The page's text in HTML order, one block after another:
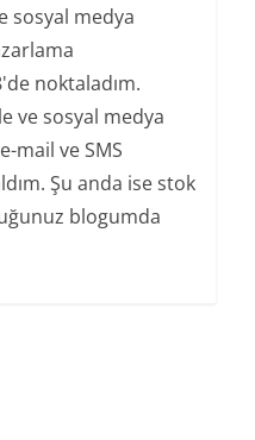
sosyal medya
noktaladım.
ve sosyal medya
mail ve SMS
Şu anda ise stok
blogumda